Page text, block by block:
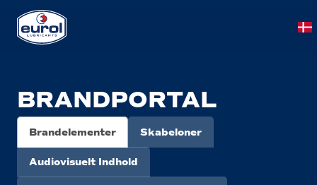
BRANDPORTAL
Brandelementer Skabeloner
Audiovisuelt Indhold